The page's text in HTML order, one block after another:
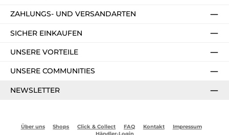
ZAHLUNGS- UND VERSANDARTEN
SICHER EINKAUFEN
UNSERE VORTEILE
UNSERE COMMUNITIES
NEWSLETTER
Über uns Shops Click & Collect FAQ Kontakt
Impressum
Händler-Login